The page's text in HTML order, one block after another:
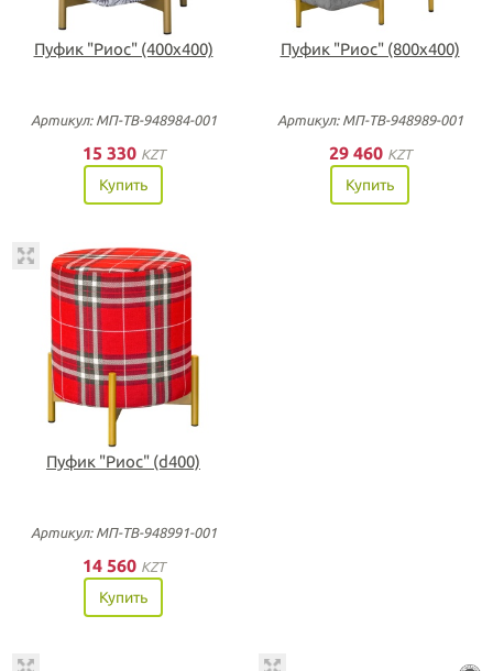
Пуфик "Риос" (400х400)
Артикул: МП-ТВ-948984-001
15 330 KZT
Купить
Пуфик "Риос" (800х400)
Артикул: МП-ТВ-948989-001
29 460 KZT
Купить
Пуфик "Риос" (d400)
Артикул: МП-ТВ-948991-001
14 560 KZT
Купить